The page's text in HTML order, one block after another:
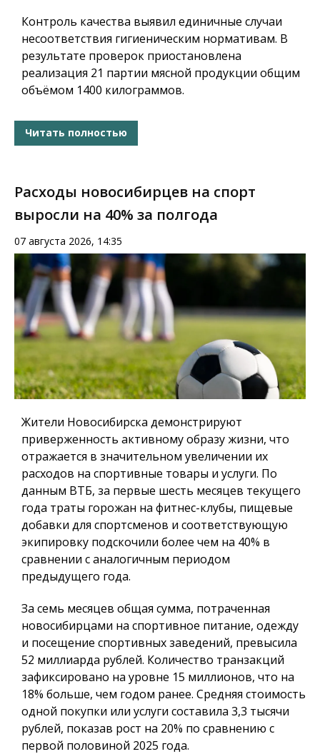
Контроль качества выявил единичные случаи
несоответствия гигиеническим нормативам. В
результате проверок приостановлена
реализация 21 партии мясной продукции общим
объёмом 1400 килограммов.
Читать полностью
Расходы новосибирцев на спорт
выросли на 40% за полгода
07 августа 2026, 14:35
Жители Новосибирска демонстрируют
приверженность активному образу жизни, что
отражается в значительном увеличении их
расходов на спортивные товары и услуги. По
данным ВТБ, за первые шесть месяцев текущего
года траты горожан на фитнес-клубы, пищевые
добавки для спортсменов и соответствующую
экипировку подскочили более чем на 40% в
сравнении с аналогичным периодом
предыдущего года.
За семь месяцев общая сумма, потраченная
новосибирцами на спортивное питание, одежду
и посещение спортивных заведений, превысила
52 миллиарда рублей. Количество транзакций
зафиксировано на уровне 15 миллионов, что на
18% больше, чем годом ранее. Средняя стоимость
одной покупки или услуги составила 3,3 тысячи
рублей, показав рост на 20% по сравнению с
первой половиной 2025 года.